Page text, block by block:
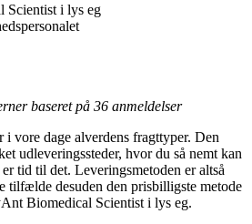
Scientist i lys eg
baseret på 36 anmeldelser
i vore dage alverdens fragttyper. Den
udleveringssteder, hvor du så nemt kan
tid til det. Leveringsmetoden er altså
tilfælde desuden den prisbilligste metode
Biomedical Scientist i lys eg.